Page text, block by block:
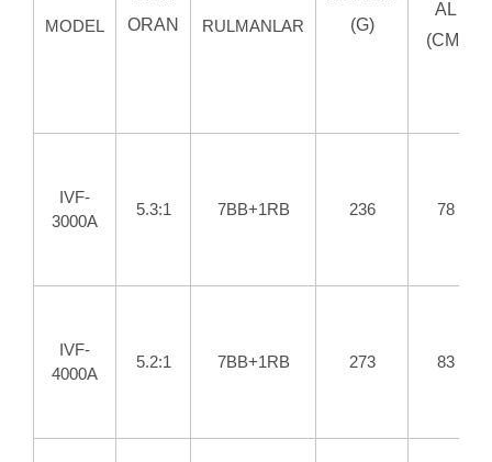
MODEL
ORAN
RULMANLAR
(G)
AL
(CM)
IVF-
3000A
5.3:1 7BB+1RB 236 78
IVF-
4000A
5.2:1 7BB+1RB 273 83